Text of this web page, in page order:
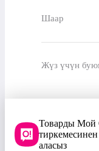
Шаар
Жүз үчүн
Товарды Мой
аласыз